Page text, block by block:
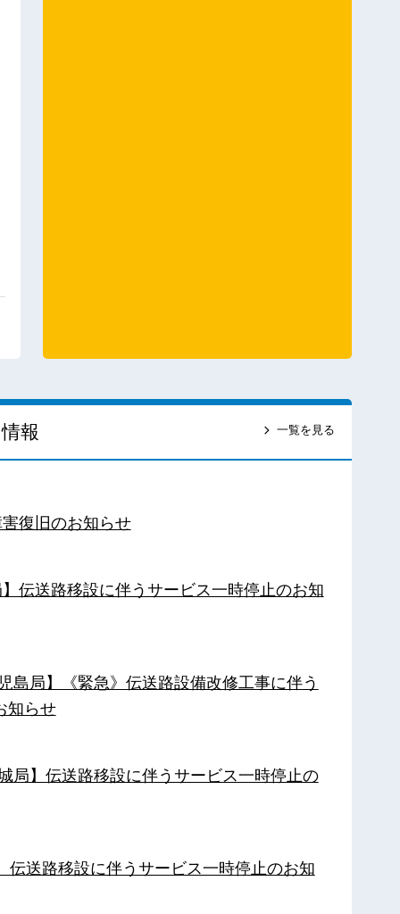
報 一覧を見る
復旧のお知らせ
伝送路移設に伴うサービス一時停止のお知
島局】《緊急》伝送路設備改修工事に伴う
知らせ
局】伝送路移設に伴うサービス一時停止の
伝送路移設に伴うサービス一時停止のお知